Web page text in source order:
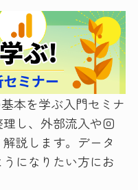
本を学ぶ入門セミナ
し、外部流入や回
説します。データ
になりたい方にお